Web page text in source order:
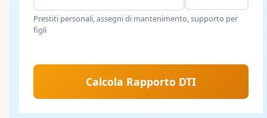
Prestiti personali, assegni di mantenimento, supporto per
figli
Calcola Rapporto DTI